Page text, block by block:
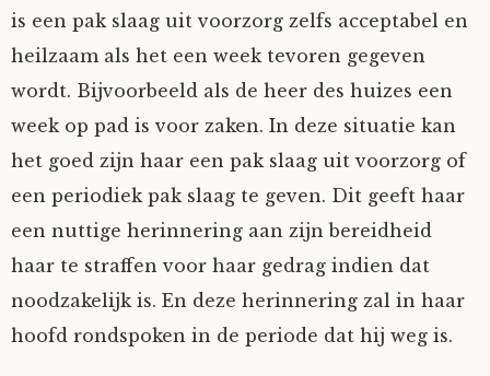
is een pak slaag uit voorzorg zelfs acceptabel en
heilzaam als het een week tevoren gegeven
wordt. Bijvoorbeeld als de heer des huizes een
week op pad is voor zaken. In deze situatie kan
het goed zijn haar een pak slaag uit voorzorg of
een periodiek pak slaag te geven. Dit geeft haar
een nuttige herinnering aan zijn bereidheid
haar te straffen voor haar gedrag indien dat
noodzakelijk is. En deze herinnering zal in haar
hoofd rondspoken in de periode dat hij weg is.